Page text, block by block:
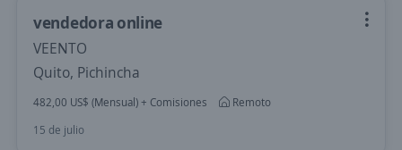
vendedora online
VEENTO
Quito, Pichincha
482,00 US$ (Mensual) + Comisiones
Remoto
15 de julio